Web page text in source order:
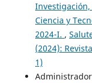
Ciencia y
2024-I. ,
(2024):
1)